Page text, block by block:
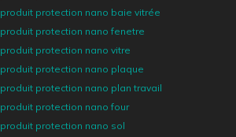
produit protection nano baie vitrée
produit protection nano fenetre
produit protection nano vitre
produit protection nano plaque
produit protection nano plan travail
produit protection nano four
produit protection nano sol